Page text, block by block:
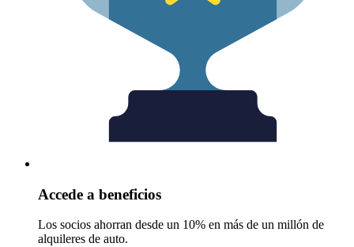
Accede a beneficios
Los socios ahorran desde un 10% en más de un millón de
alquileres de auto.